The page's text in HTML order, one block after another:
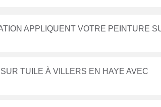
APPLIQUENT VOTRE PEINTURE
TUILE À VILLERS EN HAYE AVEC